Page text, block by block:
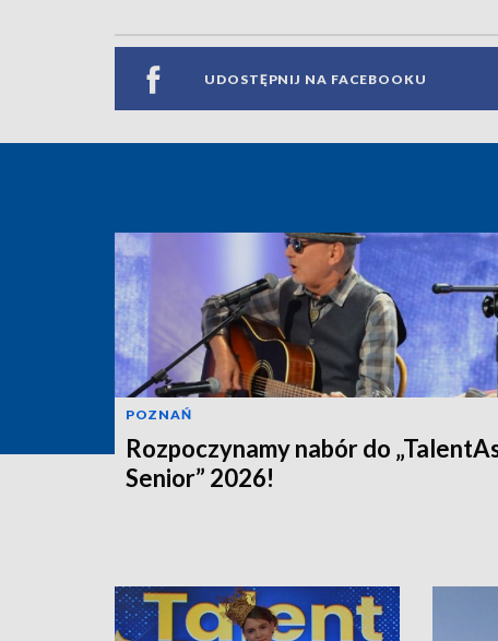
UDOSTĘPNIJ NA FACEBOOKU
POZNAŃ
Rozpoczynamy nabór do
Senior” 2026!